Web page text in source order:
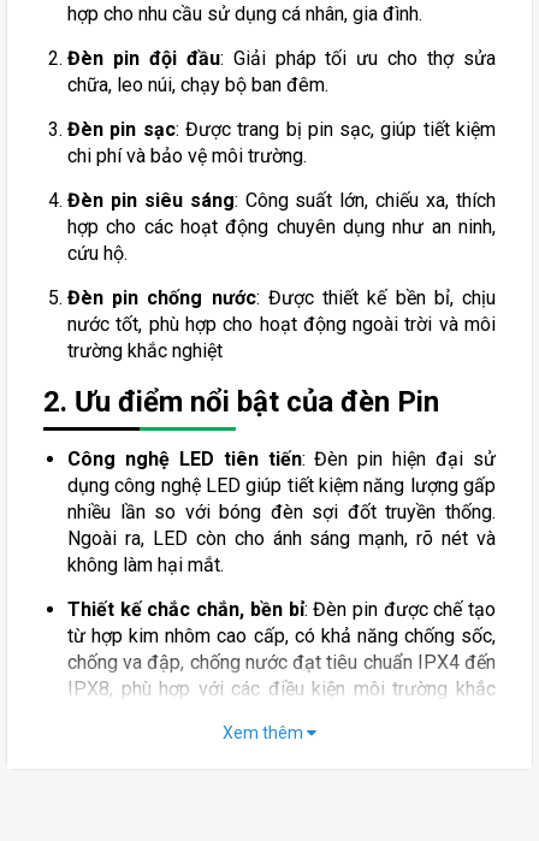
hợp cho nhu cầu sử dụng cá nhân, gia đình.
Đèn pin đội đầu: Giải pháp tối ưu cho thợ sửa
chữa, leo núi, chạy bộ ban đêm.
Đèn pin sạc: Được trang bị pin sạc, giúp tiết kiệm
chi phí và bảo vệ môi trường.
Đèn pin siêu sáng: Công suất lớn, chiếu xa, thích
hợp cho các hoạt động chuyên dụng như an ninh,
cứu hộ.
Đèn pin chống nước: Được thiết kế bền bỉ, chịu
nước tốt, phù hợp cho hoạt động ngoài trời và môi
trường khắc nghiệt
2. Ưu điểm nổi bật của đèn Pin
Công nghệ LED tiên tiến: Đèn pin hiện đại sử
dụng công nghệ LED giúp tiết kiệm năng lượng gấp
nhiều lần so với bóng đèn sợi đốt truyền thống.
Ngoài ra, LED còn cho ánh sáng mạnh, rõ nét và
không làm hại mắt.
Thiết kế chắc chắn, bền bỉ: Đèn pin được chế tạo
từ hợp kim nhôm cao cấp, có khả năng chống sốc,
chống va đập, chống nước đạt tiêu chuẩn IPX4 đến
IPX8, phù hợp với các điều kiện môi trường khắc
Xem thêm